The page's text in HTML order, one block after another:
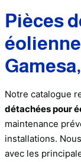
Pièces
Notre catalogue
détachées pour
maintenance
installations.
avec les